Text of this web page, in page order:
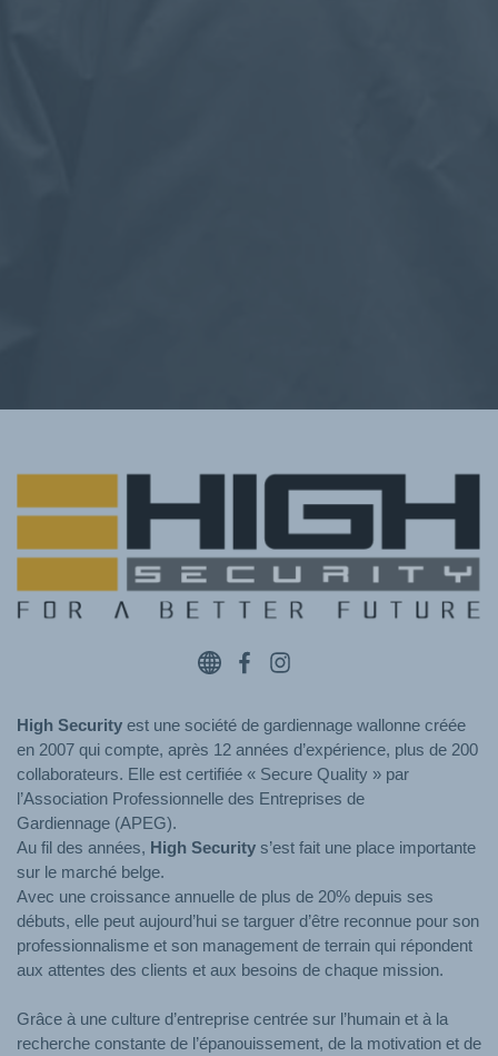
WebsiteFacebook
High Security est une société de gardiennage wallonne créée
en 2007 qui compte, après 12 années d’expérience, plus de 200
collaborateurs. Elle est certifiée « Secure Quality » par
l’Association Professionnelle des Entreprises de
Gardiennage (APEG).
Au fil des années, High Security s’est fait une place importante
sur le marché belge.
Avec une croissance annuelle de plus de 20% depuis ses
débuts, elle peut aujourd’hui se targuer d’être reconnue pour son
professionnalisme et son management de terrain qui répondent
aux attentes des clients et aux besoins de chaque mission.
Grâce à une culture d’entreprise centrée sur l’humain et à la
recherche constante de l’épanouissement, de la motivation et de